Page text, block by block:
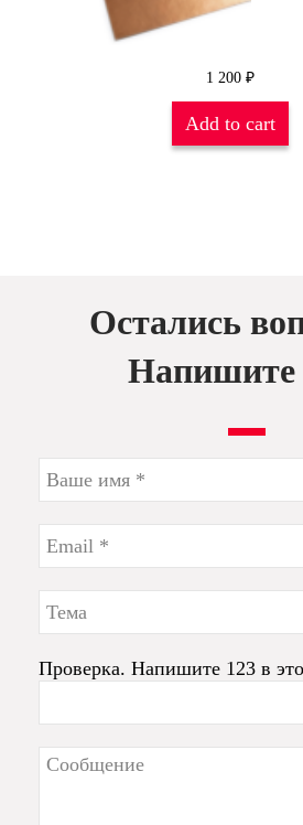
1 200 ₽
Add to cart
Остались
Напишите
Проверка. Напишите 123 в